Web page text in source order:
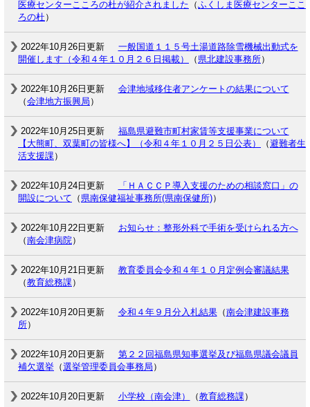
医療センターこころの杜が紹介されました （ふくしま医療センターここ
ろの杜 ）
2022年10月26日更新
一般国道１１５号土湯道路除雪機械出動式を
開催します（令和４年１０月２６日掲載）
（ 県北建設事務所）
2022年10月26日更新
会津地域移住者アンケートの結果について
（会津地方振興局 ）
2022年10月25日更新
福島県避難市町村家賃等支援事業について
【大熊町、双葉町の皆様へ】（令和４年１０月２５日公表）
（避難者生
活支援課）
2022年10月24日更新
「ＨＡＣＣＰ導入支援のための相談窓口」の
開設について （ 県南保健福祉事務所(県南保健所)）
2022年10月22日更新
お知らせ：整形外科で手術を受けられる方へ
（南会津病院）
2022年10月21日更新
教育委員会令和４年１０月定例会審議結果
（教育総務課）
2022年10月20日更新 令和４年９月分入札結果（南会津建設事務
所）
2022年10月20日更新
第２２回福島県知事選挙及び福島県議会議員
補欠選挙 （選挙管理委員会事務局 ）
2022年10月20日更新 小学校（南会津） （教育総務課）